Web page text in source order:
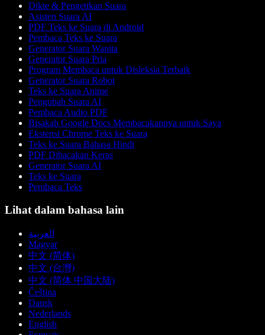
Dikte & Pengetikan Suara
Asisten Suara AI
PDF Teks ke Suara di Android
Pembaca Teks ke Suara
Generator Suara Wanita
Generator Suara Pria
Program Membaca untuk Disleksia Terbaik
Generator Suara Robot
Teks ke Suara Anime
Pengubah Suara AI
Pembaca Audio PDF
Bisakah Google Docs Membacakannya untuk Saya
Ekstensi Chrome Teks ke Suara
Teks ke Suara Bahasa Hindi
PDF Dibacakan Keras
Generator Suara AI
Teks ke Suara
Pembaca Teks
Lihat dalam bahasa lain
العربية
Magyar
中文 (简体)
中文 (台灣)
中文 (简体 中国大陆)
Čeština
Dansk
Nederlands
English